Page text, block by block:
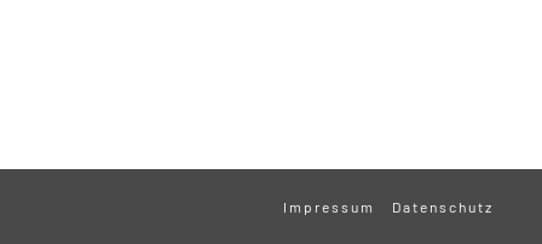
Impressum Datenschutz